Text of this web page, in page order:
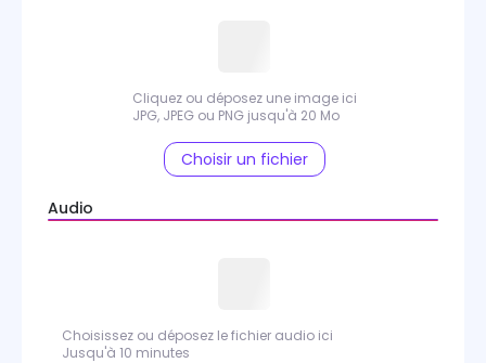
Cliquez ou déposez une image ici
JPG, JPEG ou PNG jusqu'à 20 Mo
Choisir un fichier
Audio
Choisissez ou déposez le fichier audio ici
Jusqu'à 10 minutes